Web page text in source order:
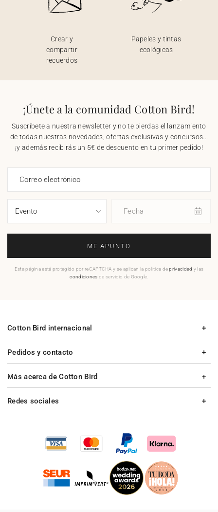
Crear y
compartir
recuerdos
Papeles y tintas
ecológicas
¡Únete a la comunidad Cotton Bird!
Suscríbete a nuestra newsletter y no te pierdas el lanzamiento
de todas nuestras novedades, ofertas exclusivas y concursos...
¡y además recibirás un 5€ de descuento en tu primer pedido!
Correo electrónico
Fecha
ME APUNTO
Esta página está protegido por reCAPTCHA y se aplican la política deprivacidad y las
condiciones de servicio de Google.
Pedidos y contacto
Más acerca de Cotton Bird
Cotton Bird internacional
Redes sociales